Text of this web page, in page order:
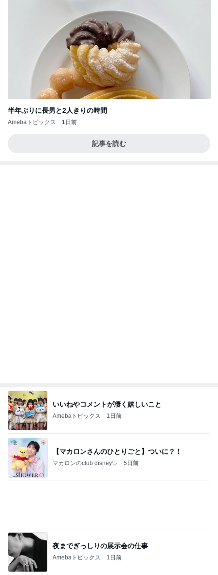
半年ぶりに長男と2人きりの時間
Amebaトピックス 1日前
記事を読む
小川菜摘 作った焼かないお好み焼き
桜島…噴火してた!? Σ(O_O；)